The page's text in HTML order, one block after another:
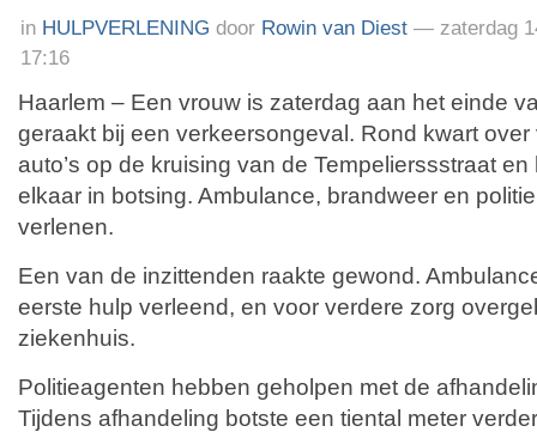
in HULPVERLENING door Rowin van Diest — zaterdag
17:16
Haarlem – Een vrouw is zaterdag aan het einde
geraakt bij een verkeersongeval. Rond kwart
auto’s op de kruising van de Tempelierssstraat
elkaar in botsing. Ambulance, brandweer en
verlenen.
Een van de inzittenden raakte gewond.
eerste hulp verleend, en voor verdere zorg
ziekenhuis.
Politieagenten hebben geholpen met de
Tijdens afhandeling botste een tiental meter